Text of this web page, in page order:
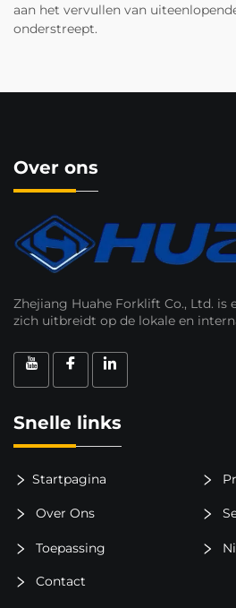
aan het vervullen van
onderstreept.
Over ons
Zhejiang Huahe Forklift Co., Ltd. is
zich uitbreidt op de lokale en
Snelle links
Startpagina
Over Ons
Toepassing
Contact